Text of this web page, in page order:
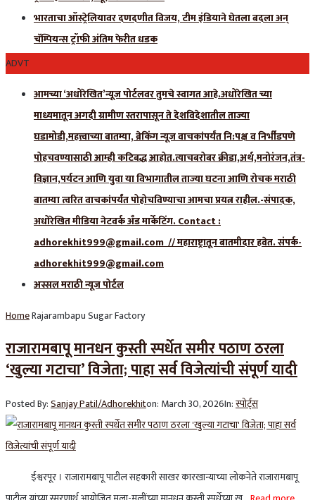
भारताचा ऑस्ट्रेलियावर दणदणीत विजय, टीम इंडियाने घेतला बदला अन्
चॅम्पियन्स ट्रॉफी अंतिम फेरीत धडक
ADVT
आमच्या ‘अधोरेखित’न्यूज पोर्टलवर तुमचे स्वागत आहे.अधोरेखित च्या
माध्यमातून अगदी ग्रामीण स्तरापासून ते देशविदेशातील ताज्या
घडामोडी,महत्त्वाच्या बातम्या, ब्रेकिंग न्यूज वाचकांपर्यंत नि:पक्ष व निर्भीडपणे
पोहचवण्यासाठी आम्ही कटिबद्ध आहोत.त्याचबरोबर क्रीडा,अर्थ,मनोरंजन,तंत्र-
विज्ञान,पर्यटन आणि युवा या विभागातील ताज्या घटना आणि रोचक मराठी
बातम्या त्वरित वाचकांपर्यंत पोहोचविण्याचा आमचा प्रयत्न राहील.-संपादक,
अधोरेखित मीडिया नेटवर्क अँड मार्केटिंग. Contact :
adhorekhit999@gmail.com // महाराष्ट्रातून बातमीदार हवेत. संपर्क-
adhorekhit999@gmail.com
अस्सल मराठी न्यूज पोर्टल
HomeRajarambapu Sugar Factory
राजारामबापू मानधन कुस्ती स्पर्धेत समीर पठाण ठरला
‘खुल्या गटाचा’ विजेता; पाहा सर्व विजेत्यांची संपूर्ण यादी
Posted By:Sanjay Patil/Adhorekhiton: March 30, 2026In:स्पोर्ट्स
ईश्वरपूर । राजारामबापू पाटील सहकारी साखर कारखान्याच्या लोकनेते राजारामबापू